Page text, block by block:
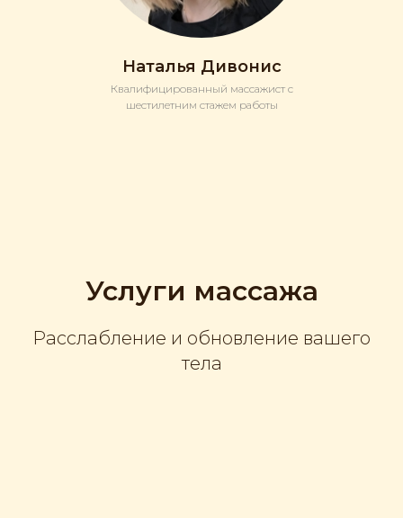
Наталья Дивонис
Квалифицированный массажист с
шестилетним стажем работы
Услуги массажа
Расслабление и обновление вашего
тела